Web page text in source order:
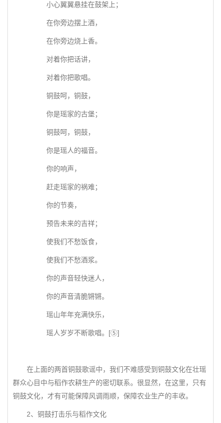
小心翼翼悬挂在鼓架上；
在你旁边摆上酒，
在你旁边烧上香。
对着你把话讲，
对着你把歌唱。
铜鼓呵，铜鼓，
你是瑶家的古堡；
铜鼓呵，铜鼓，
你是瑶人的福音。
你的响声，
赶走瑶家的祸难；
你的节奏，
预告未来的吉祥；
使我们不愁饭食，
使我们不愁酒浆。
你的声音轻快迷人，
你的声音清脆锵锵。
瑶山年年充满快乐，
瑶人岁岁不断歌唱。[⑤]
在上面的两首铜鼓歌谣中，我们不难感受到铜鼓文化在壮瑶
群众心目中与稻作农耕生产的密切联系。很显然，在这里，只有
铜鼓文化，才有可能保障风调雨顺，保障农业生产的丰收。
2、铜鼓打击乐与稻作文化